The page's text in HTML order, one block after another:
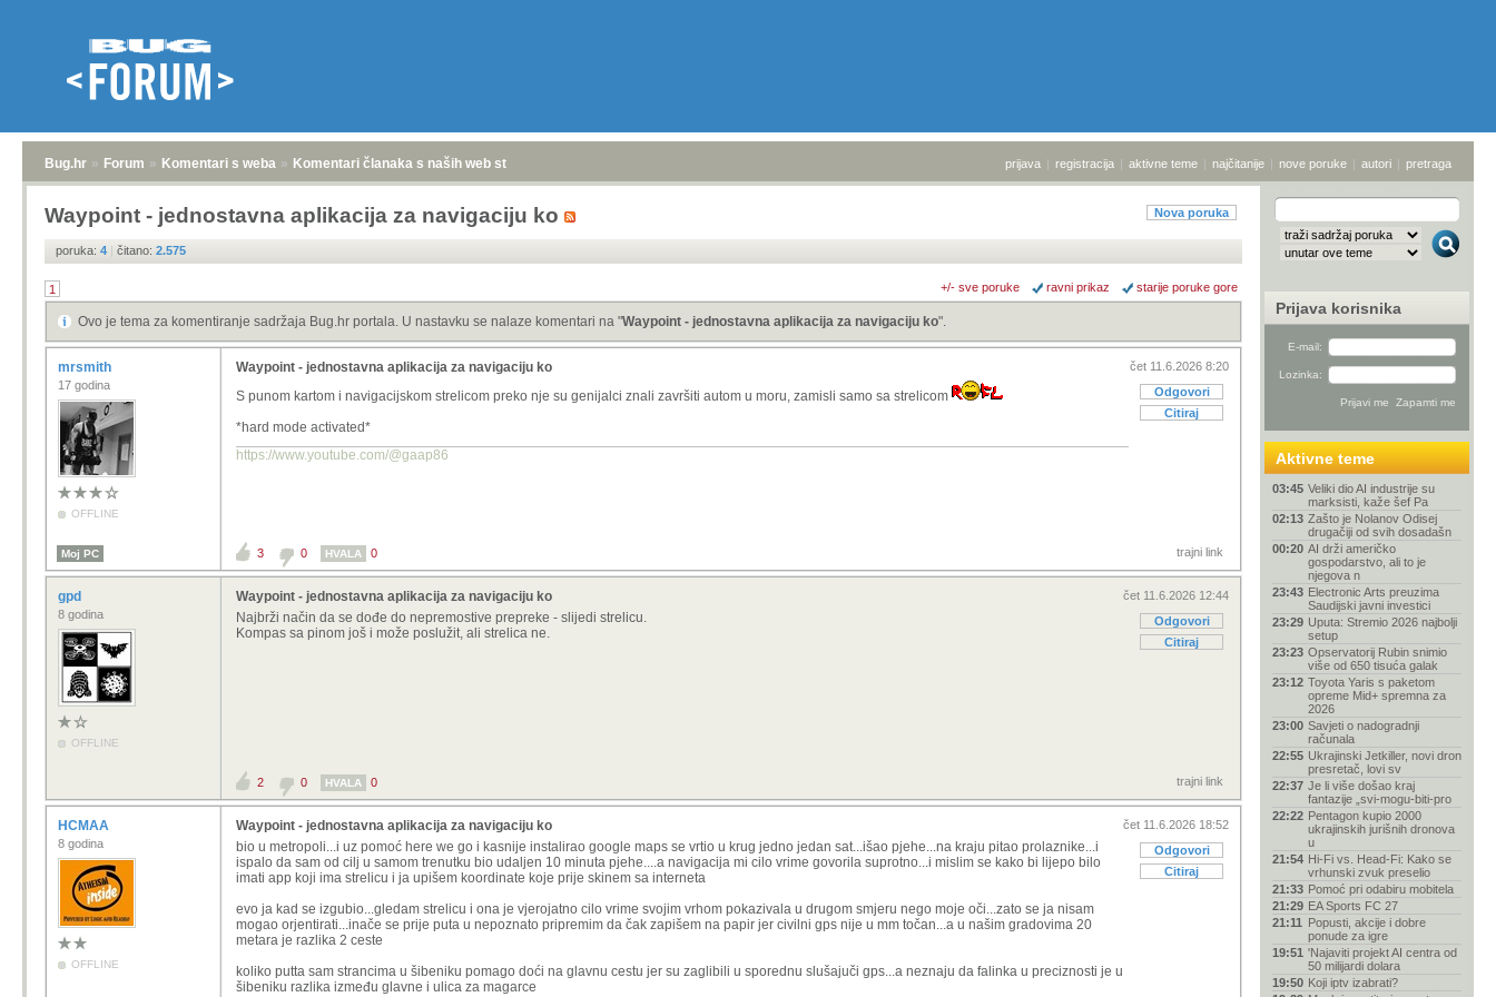
Bug.hr » Forum » Komentari s weba » Komentari članaka s naših web stranica prijava | registracija | aktivne teme | najčitanije | nove poruke | autori | pretraga
Nova poruka
Waypoint - jednostavna aplikacija za navigaciju ko
poruka: 4 | čitano: 2.575
1 +/- sve poruke ravni prikaz starije poruke gore
Ovo je tema za komentiranje sadržaja Bug.hr portala. U nastavku se nalaze komentari na "Waypoint - jednostavna aplikacija za navigaciju ko".
mrsmith
17 godina
OFFLINE
čet 11.6.2026 8:20
Odgovori
Citiraj
Waypoint - jednostavna aplikacija za navigaciju ko
S punom kartom i navigacijskom strelicom preko nje su genijalci znali završiti autom u moru, zamisli samo sa strelicom
*hard mode activated*
https://www.youtube.com/@gaap86
Moj PC trajni link
3 0 HVALA 0
gpd
8 godina
OFFLINE
čet 11.6.2026 12:44
Odgovori
Citiraj
Waypoint - jednostavna aplikacija za navigaciju ko
Najbrži način da se dođe do nepremostive prepreke - slijedi strelicu.
Kompas sa pinom još i može poslužit, ali strelica ne.
trajni link
2 0 HVALA 0
HCMAA
8 godina
OFFLINE
čet 11.6.2026 18:52
Odgovori
Citiraj
Waypoint - jednostavna aplikacija za navigaciju ko
bio u metropoli...i uz pomoć here we go i kasnije instalirao google maps se vrtio u krug jedno jedan sat...išao pjehe...na kraju pitao prolaznike...i
ispalo da sam od cilj u samom trenutku bio udaljen 10 minuta pjehe....a navigacija mi cilo vrime govorila suprotno...i mislim se kako bi lijepo bilo
imati app koji ima strelicu i ja upišem koordinate koje prije skinem sa interneta
evo ja kad se izgubio...gledam strelicu i ona je vjerojatno cilo vrime svojim vrhom pokazivala u drugom smjeru nego moje oči...zato se ja nisam
mogao orjentirati...inače se prije puta u nepoznato pripremim da čak zapišem na papir jer civilni gps nije u mm točan...a u našim gradovima 20
metara je razlika 2 ceste
koliko putta sam strancima u šibeniku pomago doći na glavnu cestu jer su zaglibili u sporednu slušajuči gps...a neznaju da falinka u preciznosti je u
šibeniku razlika između glavne i ulica za magarce
Prijava korisnika
E-mail:
Lozinka:
Aktivne teme
03:45 Veliki dio AI industrije su
marksisti, kaže šef Pa
02:13 Zašto je Nolanov Odisej
drugačiji od svih dosadašn
00:20 AI drži američko
gospodarstvo, ali to je
njegova n
23:43 Electronic Arts preuzima
Saudijski javni investici
23:29 Uputa: Stremio 2026 najbolji
setup
23:23 Opservatorij Rubin snimio
više od 650 tisuća galak
23:12 Toyota Yaris s paketom
opreme Mid+ spremna za
2026
23:00 Savjeti o nadogradnji
računala
22:55 Ukrajinski Jetkiller, novi dron
presretač, lovi sv
22:37 Je li više došao kraj
fantazije „svi-mogu-biti-pro
22:22 Pentagon kupio 2000
ukrajinskih jurišnih dronova
u
21:54 Hi-Fi vs. Head-Fi: Kako se
vrhunski zvuk preselio
21:33 Pomoć pri odabiru mobitela
21:29 EA Sports FC 27
21:11 Popusti, akcije i dobre
ponude za igre
19:51 'Najaviti projekt AI centra od
50 milijardi dolara
19:50 Koji iptv izabrati?